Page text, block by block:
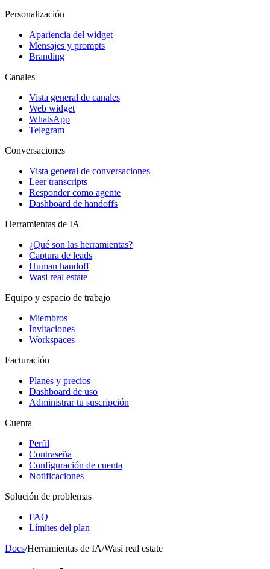
Personalización
Apariencia del widget
Mensajes y prompts
Branding
Canales
Vista general de canales
Web widget
WhatsApp
Telegram
Conversaciones
Vista general de conversaciones
Leer transcripts
Responder como agente
Dashboard de handoffs
Herramientas de IA
¿Qué son las herramientas?
Captura de leads
Human handoff
Wasi real estate
Equipo y espacio de trabajo
Miembros
Invitaciones
Workspaces
Facturación
Planes y precios
Dashboard de uso
Administrar tu suscripción
Cuenta
Perfil
Contraseña
Configuración de cuenta
Notificaciones
Solución de problemas
FAQ
Límites del plan
Docs/Herramientas de IA/Wasi real estate